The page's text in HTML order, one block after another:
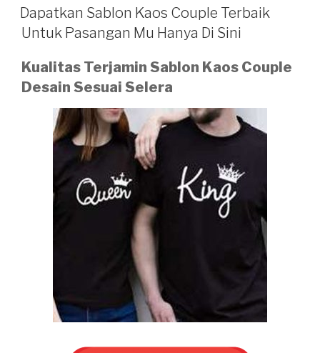
ON
Dapatkan Sablon Kaos Couple Terbaik
Untuk Pasangan Mu Hanya Di Sini
Kualitas Terjamin Sablon Kaos Couple
Desain Sesuai Selera